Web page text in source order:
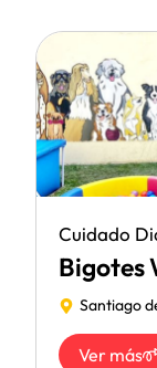
Cuidado
Bigotes
Santiago
Ver más